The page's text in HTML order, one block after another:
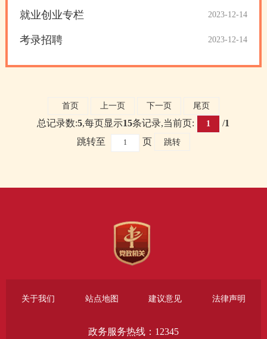
就业创业专栏 2023-12-14
考录招聘 2023-12-14
首页 上一页 下一页 尾页
总记录数:5,每页显示15条记录,当前页: 1 /1
跳转至
页
关于我们 站点地图 建议意见 法律声明
政务服务热线：12345